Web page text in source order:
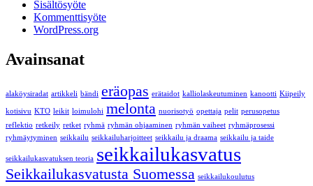
Sisältösyöte
Kommenttisyöte
WordPress.org
Avainsanat
alaköysiradat artikkeli bändi eräopas erätaidot kalliolaskeutuminen kanootti Kiipeily
kotisivu KTO leikit loimulohi melonta nuorisotyö opettaja pelit perusopetus
reflektio retkeily retket ryhmä ryhmän ohjaaminen ryhmän vaiheet ryhmäprosessi
ryhmäytyminen seikkailu seikkailuharjoitteet seikkailu ja draama seikkailu ja taide
seikkailukasvatuksen teoria seikkailukasvatus
Seikkailukasvatusta Suomessa seikkailukoulutus